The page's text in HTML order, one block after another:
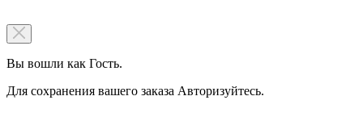
Вы вошли как Гость.
Для сохранения вашего заказа Авторизуйтесь.